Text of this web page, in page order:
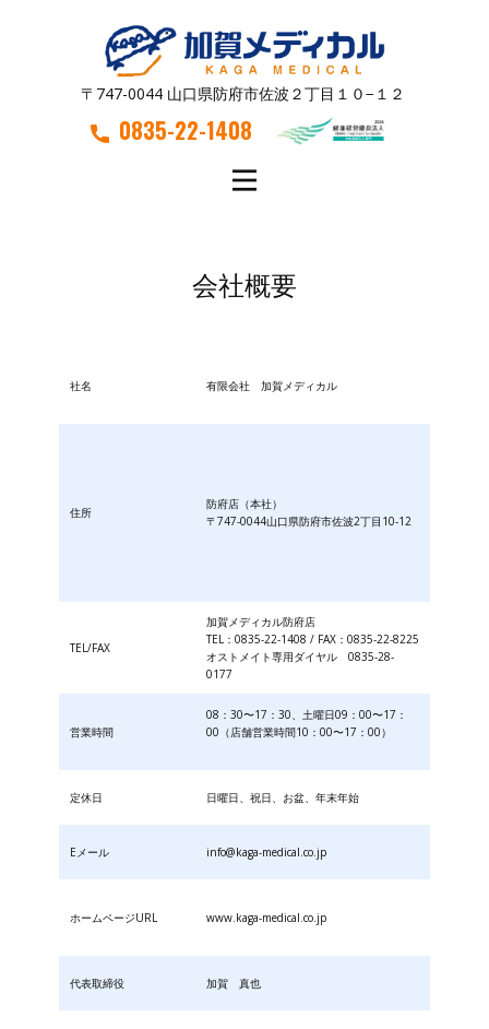
〒747-0044 山口県防府市佐波２丁目１０−１２
0835-22-1408
会社概要
社名 有限会社 加賀メディカル
住所
防府店（本社）
〒747-0044山口県防府市佐波2丁目10-12
TEL/FAX
加賀メディカル防府店
TEL：0835-22-1408 / FAX：0835-22-8225
オストメイト専用ダイヤル 0835-28-
0177
営業時間
08：30〜17：30、土曜日09：00〜17：
00（店舗営業時間10：00〜17：00）
定休日 日曜日、祝日、お盆、年末年始
Eメール info@kaga-medical.co.jp
ホームページURL www.kaga-medical.co.jp
代表取締役 加賀 真也